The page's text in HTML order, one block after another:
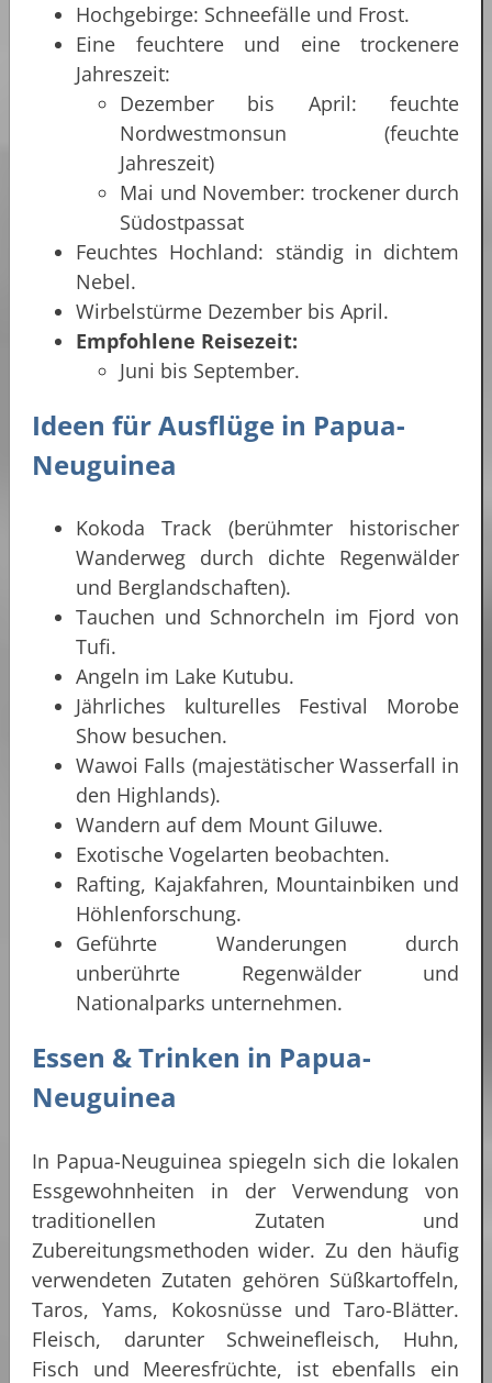
Hochgebirge: Schneefälle und Frost.
Eine feuchtere und eine trockenere
Jahreszeit:
Dezember bis April: feuchte
Nordwestmonsun (feuchte
Jahreszeit)
Mai und November: trockener durch
Südostpassat
Feuchtes Hochland: ständig in dichtem
Nebel.
Wirbelstürme Dezember bis April.
Empfohlene Reisezeit:
Juni bis September.
Ideen für Ausflüge in Papua-
Neuguinea
Kokoda Track (berühmter historischer
Wanderweg durch dichte Regenwälder
und Berglandschaften).
Tauchen und Schnorcheln im Fjord von
Tufi.
Angeln im Lake Kutubu.
Jährliches kulturelles Festival Morobe
Show besuchen.
Wawoi Falls (majestätischer Wasserfall in
den Highlands).
Wandern auf dem Mount Giluwe.
Exotische Vogelarten beobachten.
Rafting, Kajakfahren, Mountainbiken und
Höhlenforschung.
Geführte Wanderungen durch
unberührte Regenwälder und
Nationalparks unternehmen.
Essen & Trinken in Papua-
Neuguinea
In Papua-Neuguinea spiegeln sich die lokalen
Essgewohnheiten in der Verwendung von
traditionellen Zutaten und
Zubereitungsmethoden wider. Zu den häufig
verwendeten Zutaten gehören Süßkartoffeln,
Taros, Yams, Kokosnüsse und Taro-Blätter.
Fleisch, darunter Schweinefleisch, Huhn,
Fisch und Meeresfrüchte, ist ebenfalls ein